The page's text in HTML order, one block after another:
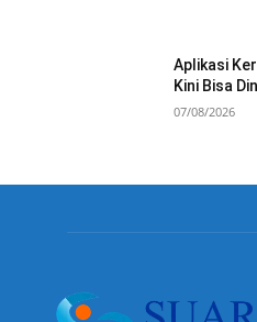
Aplikasi
Kini Bisa
07/08/2026